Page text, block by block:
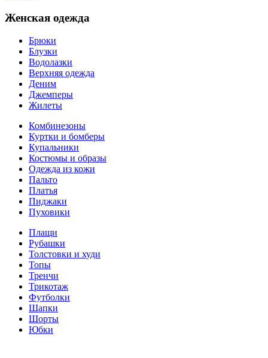
Женская одежда
Брюки
Блузки
Водолазки
Верхняя одежда
Деним
Джемперы
Жилеты
Комбинезоны
Куртки и бомберы
Купальники
Костюмы и образы
Одежда из кожи
Пальто
Платья
Пиджаки
Пуховики
Плащи
Рубашки
Толстовки и худи
Топы
Тренчи
Трикотаж
Футболки
Шапки
Шорты
Юбки